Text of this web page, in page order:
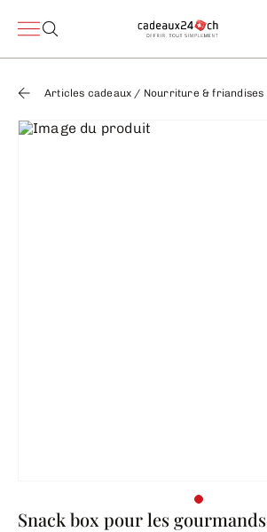
Articles cadeaux / Nourriture & friandises
Snack box pour les gourmands